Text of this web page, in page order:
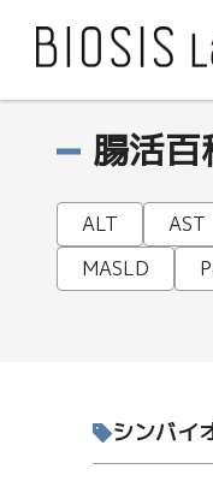
腸活
ALT AST
MASLD
シンバイ